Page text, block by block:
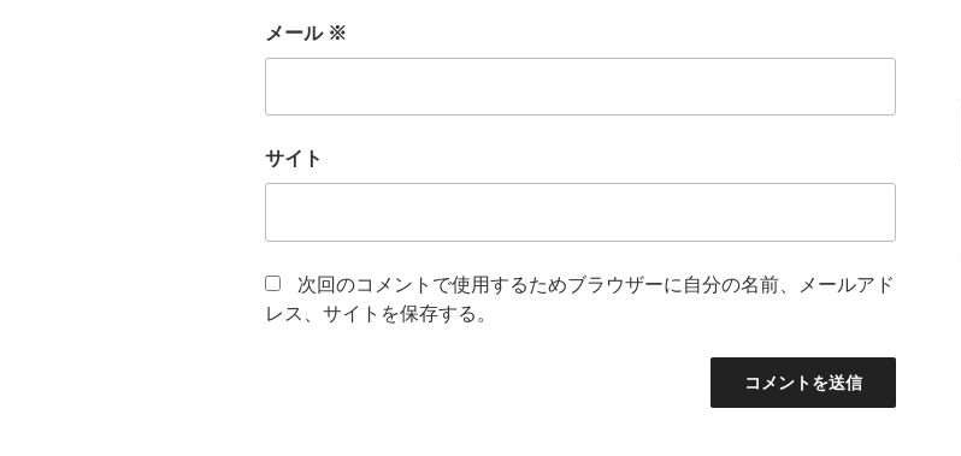
メール ※
サイト
次回のコメントで使用するためブラウザーに自分の名前、メールアド
レス、サイトを保存する。